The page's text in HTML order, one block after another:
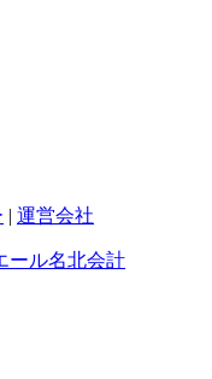
| 運営会社
ール名北会計